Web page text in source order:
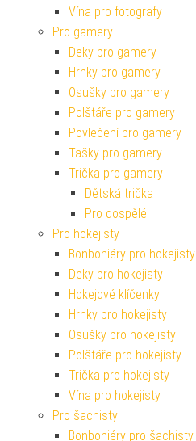
Vína pro fotografy
Pro gamery
Deky pro gamery
Hrnky pro gamery
Osušky pro gamery
Polštáře pro gamery
Povlečení pro gamery
Tašky pro gamery
Trička pro gamery
Dětská trička
Pro dospělé
Pro hokejisty
Bonboniéry pro hokejisty
Deky pro hokejisty
Hokejové klíčenky
Hrnky pro hokejisty
Osušky pro hokejisty
Polštáře pro hokejisty
Trička pro hokejisty
Vína pro hokejisty
Pro šachisty
Bonboniéry pro šachisty